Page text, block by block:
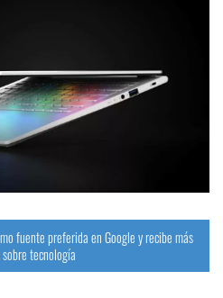
fuente preferida en Google y recibe más
tecnología